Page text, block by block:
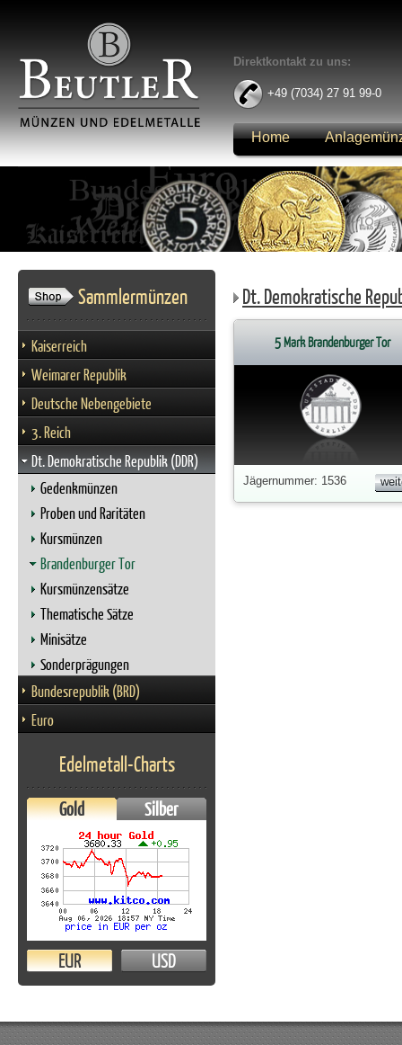
Direktkontakt zu uns:
+49 (7034) 27 91 99-0
Home
Anmelden
Sammlermünzen
Kaiserreich
Weimarer Republik
Deutsche Nebengebiete
3. Reich
Dt. Demokratische Republik (DDR)
Gedenkmünzen
Proben und Raritäten
Kursmünzen
Brandenburger Tor
Kursmünzensätze
Thematische Sätze
Minisätze
Sonderprägungen
Bundesrepublik (BRD)
Euro
Edelmetall-Charts
Gold Silber
EUR USD
Dt. Demokratische
5 Mark Brandenburger Tor
Jägernummer: 1536